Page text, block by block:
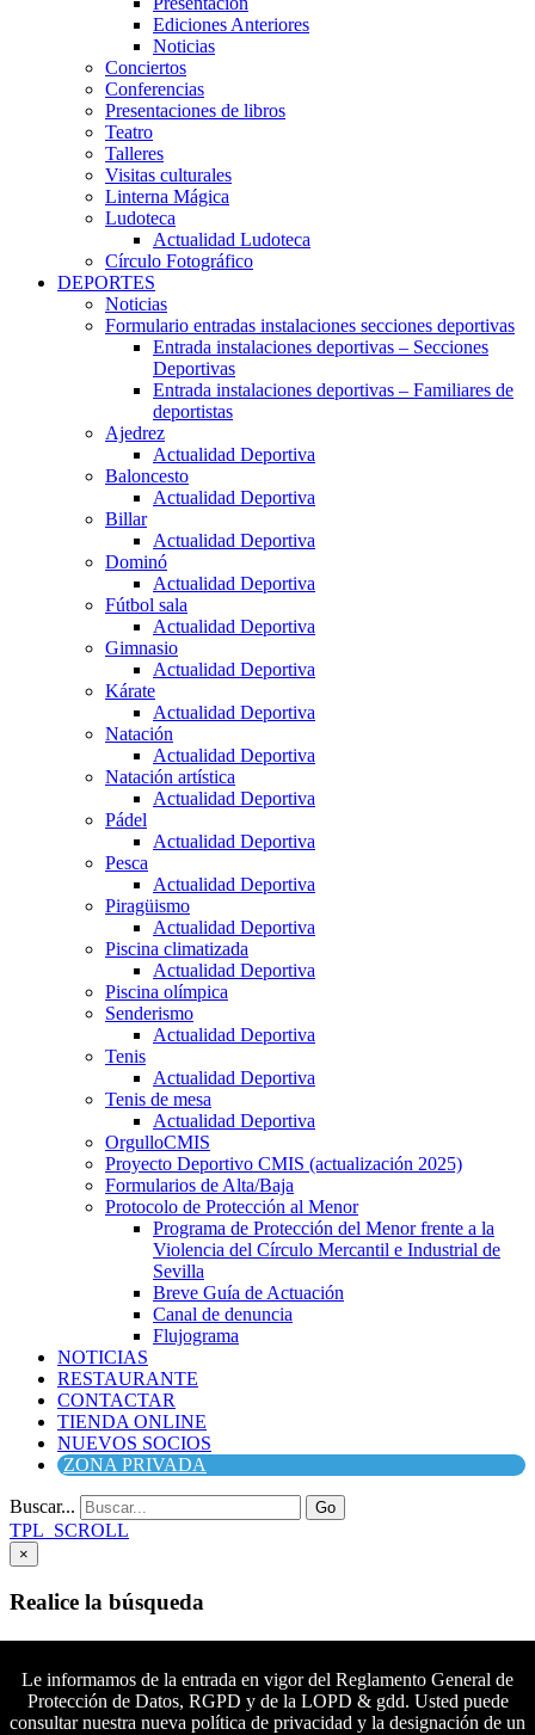
Ediciones Anteriores
Noticias
Conciertos
Conferencias
Presentaciones de libros
Teatro
Talleres
Visitas culturales
Linterna Mágica
Ludoteca
Actualidad Ludoteca
Círculo Fotográfico
DEPORTES
Noticias
Formulario entradas instalaciones secciones deportivas
Entrada instalaciones deportivas – Secciones
Deportivas
Entrada instalaciones deportivas – Familiares de
deportistas
Ajedrez
Actualidad Deportiva
Baloncesto
Actualidad Deportiva
Billar
Actualidad Deportiva
Dominó
Actualidad Deportiva
Fútbol sala
Actualidad Deportiva
Gimnasio
Actualidad Deportiva
Kárate
Actualidad Deportiva
Natación
Actualidad Deportiva
Natación artística
Actualidad Deportiva
Pádel
Actualidad Deportiva
Pesca
Actualidad Deportiva
Piragüismo
Actualidad Deportiva
Piscina climatizada
Actualidad Deportiva
Piscina olímpica
Senderismo
Actualidad Deportiva
Tenis
Actualidad Deportiva
Tenis de mesa
Actualidad Deportiva
OrgulloCMIS
Proyecto Deportivo CMIS (actualización 2025)
Formularios de Alta/Baja
Protocolo de Protección al Menor
Programa de Protección del Menor frente a la
Violencia del Círculo Mercantil e Industrial de
Sevilla
Breve Guía de Actuación
Canal de denuncia
Flujograma
NOTICIAS
RESTAURANTE
CONTACTAR
TIENDA ONLINE
NUEVOS SOCIOS
ZONA PRIVADA
Buscar... Go
TPL_SCROLL
×
Realice la búsqueda
Buscar
Síguenos en Facebook
Le informamos de la entrada en vigor del Reglamento General de
Protección de Datos, RGPD y de la LOPD & gdd. Usted puede
consultar nuestra nueva política de privacidad y la designación de un